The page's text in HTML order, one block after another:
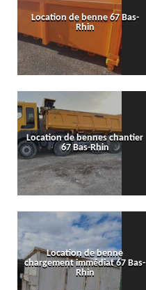
Location de benne 67 Bas-
Rhin
Location de bennes chantier
67 Bas-Rhin
Location de benne
chargement immédiat 67 Bas-
Rhin